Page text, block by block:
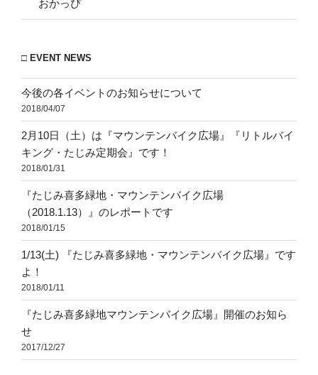
おかっぴ
□ EVENT NEWS
今後の各イベントのお知らせについて
2018/04/07
2月10日（土）は『マウンテンバイク広場』『リトルバイ
キング・たじみ定期会』です！
2018/01/31
『たじみ喜多緑地・マウンテンバイク広場
（2018.1.13）』のレポートです
2018/01/15
1/13(土) 『たじみ喜多緑地・マウンテンバイク広場』です
よ！
2018/01/11
『たじみ喜多緑地マウンテンバイク広場』開催のお知ら
せ
2017/12/27